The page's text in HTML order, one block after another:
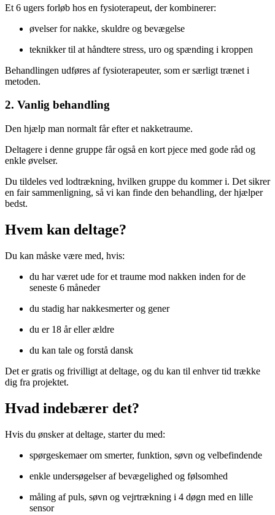
Et 6 ugers forløb hos en fysioterapeut, der kombinerer:
øvelser for nakke, skuldre og bevægelse
teknikker til at håndtere stress, uro og spænding i kroppen
Behandlingen udføres af fysioterapeuter, som er særligt trænet i
metoden.
2. Vanlig behandling
Den hjælp man normalt får efter et nakketraume.
Deltagere i denne gruppe får også en kort pjece med gode råd og
enkle øvelser.
Du tildeles ved lodtrækning, hvilken gruppe du kommer i. Det sikrer
en fair sammenligning, så vi kan finde den behandling, der hjælper
bedst.
Hvem kan deltage?
Du kan måske være med, hvis:
du har været ude for et traume mod nakken inden for de
seneste 6 måneder
du stadig har nakkesmerter og gener
du er 18 år eller ældre
du kan tale og forstå dansk
Det er gratis og frivilligt at deltage, og du kan til enhver tid trække
dig fra projektet.
Hvad indebærer det?
Hvis du ønsker at deltage, starter du med:
spørgeskemaer om smerter, funktion, søvn og velbefindende
enkle undersøgelser af bevægelighed og følsomhed
måling af puls, søvn og vejrtrækning i 4 døgn med en lille
sensor